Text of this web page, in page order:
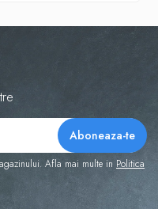
Afla mai multe in Politica